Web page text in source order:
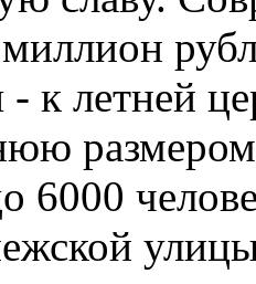
к летней
6000